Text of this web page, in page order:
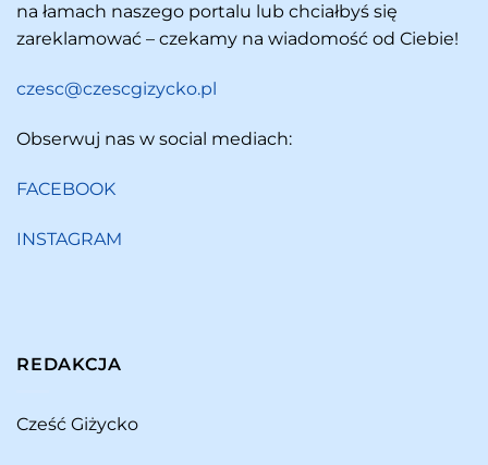
na łamach naszego portalu lub chciałbyś się
zareklamować – czekamy na wiadomość od Ciebie!
czesc@czescgizycko.pl
Obserwuj nas w social mediach:
FACEBOOK
INSTAGRAM
REDAKCJA
Cześć Giżycko